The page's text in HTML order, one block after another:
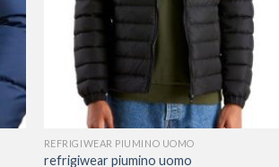
REFRIGIWEAR PIUMINO UOMO
refrigiwear piumino uomo